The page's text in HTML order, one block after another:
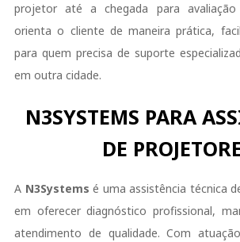
projetor até a chegada para
orienta o cliente de maneira prática,
para quem precisa de suporte
em outra cidade.
N3SYSTEMS PARA
DE
A N3Systems é uma assistência técnica
em oferecer diagnóstico profissional,
atendimento de qualidade. Com